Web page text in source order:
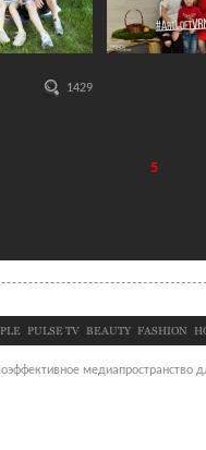
1429
5
PULSE TV BEAUTY FASHION
медиапространство